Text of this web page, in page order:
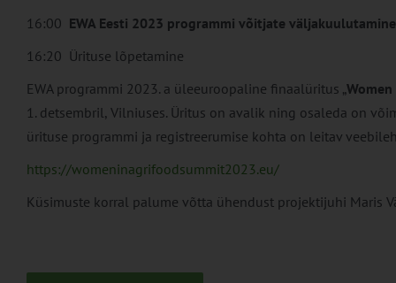
16:00 EWA Eesti 2023 programmi võitjate väljakuulutamine
16:20 Ürituse lõpetamine
EWA programmi 2023. a üleeuroopaline finaalüritus „
1. detsembril, Vilniuses. Üritus on avalik ning osaleda on
ürituse programmi ja registreerumise kohta on leitav
https://womeninagrifoodsummit2023.eu/
Küsimuste korral palume võtta ühendust projektijuhi Maris